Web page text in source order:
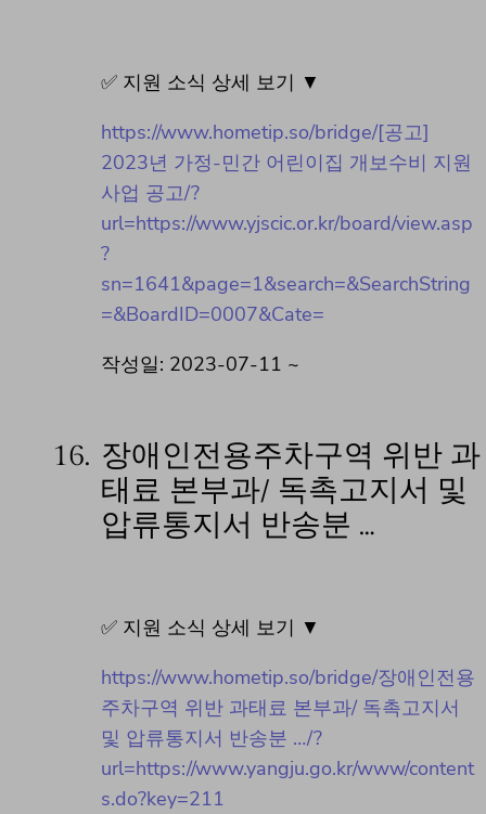
✅ 지원 소식 상세 보기 ▼
https://www.hometip.so/bridge/[공고]
2023년 가정-민간 어린이집 개보수비 지원
사업 공고/?
url=https://www.yjscic.or.kr/board/view.asp
?
sn=1641&page=1&search=&SearchString
=&BoardID=0007&Cate=
작성일: 2023-07-11 ~
16. 장애인전용주차구역 위반 과
태료 본부과/ 독촉고지서 및
압류통지서 반송분 …
✅ 지원 소식 상세 보기 ▼
https://www.hometip.so/bridge/장애인전용
주차구역 위반 과태료 본부과/ 독촉고지서
및 압류통지서 반송분 …/?
url=https://www.yangju.go.kr/www/content
s.do?key=211